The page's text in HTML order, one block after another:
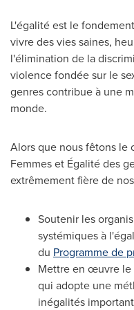
L'égalité est le
vivre des vies saines,
l'élimination de la
violence fondée sur le
genres contribue à une
monde.
Alors que nous fêtons le
Femmes et Égalité des
extrêmement fière de
Soutenir les
systémiques à
du Programme de
Mettre en œuvre le
qui adopte une
inégalités